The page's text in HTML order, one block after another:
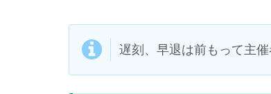
遅刻、早退は前もって主